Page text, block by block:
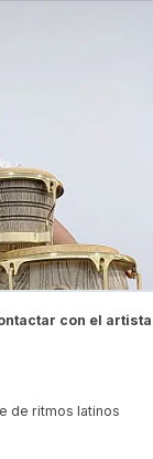
con el artista
de ritmos latinos